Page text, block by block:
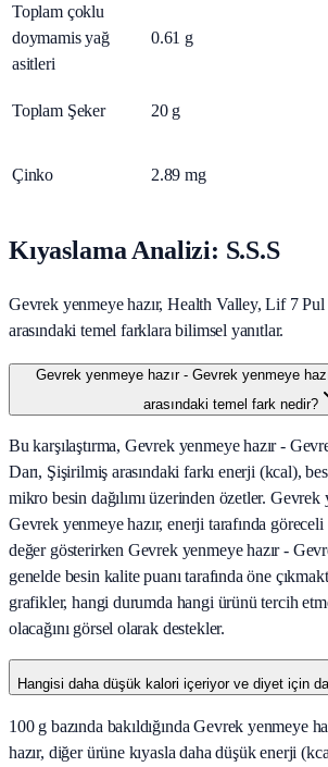
Toplam çoklu
doymamis yağ
asitleri
0.61 g
Toplam Şeker 20 g
Çinko 2.89 mg
Kıyaslama Analizi: S.S.S
Gevrek yenmeye hazır, Health Valley, Lif 7
arasındaki temel farklara bilimsel yanıtlar.
Gevrek yenmeye hazır - Gevrek yenmeye
arasındaki temel fark nedir?
Bu karşılaştırma, Gevrek yenmeye hazır -
Darı, Şişirilmiş arasındaki farkı enerji (kcal),
mikro besin dağılımı üzerinden özetler. Gevrek
Gevrek yenmeye hazır, enerji tarafında
değer gösterirken Gevrek yenmeye hazır -
genelde besin kalite puanı tarafında öne
grafikler, hangi durumda hangi ürünü tercih
olacağını görsel olarak destekler.
Hangisi daha düşük kalori içeriyor ve diyet için
100 g bazında bakıldığında Gevrek yenmeye
hazır, diğer ürüne kıyasla daha düşük enerji